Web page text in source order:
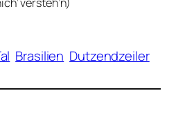
Brasilien Dutzendzeiler